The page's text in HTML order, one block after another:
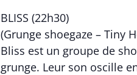
BLISS (22h30)
(Grunge shoegaze – Tiny
Bliss est un groupe de
grunge. Leur son oscille